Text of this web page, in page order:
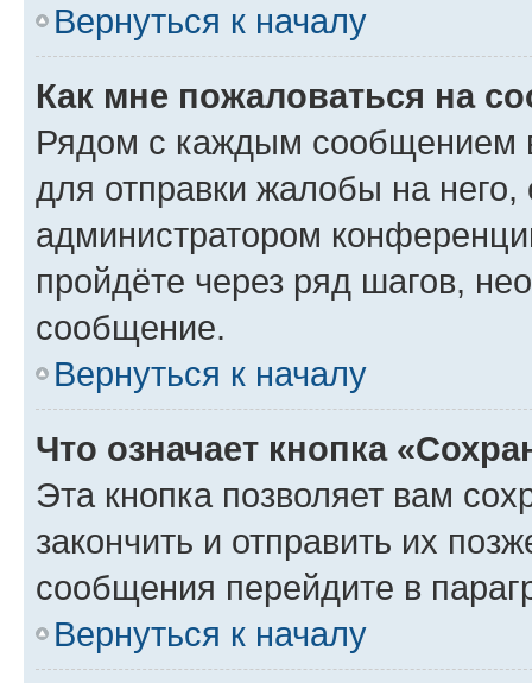
Вернуться к началу
Как мне пожаловаться на
Рядом с каждым сообщением
для отправки жалобы на
администратором
пройдёте через ряд шагов,
сообщение.
Вернуться к началу
Что означает кнопка
Эта кнопка позволяет вам
закончить и отправить их
сообщения перейдите в
Вернуться к началу